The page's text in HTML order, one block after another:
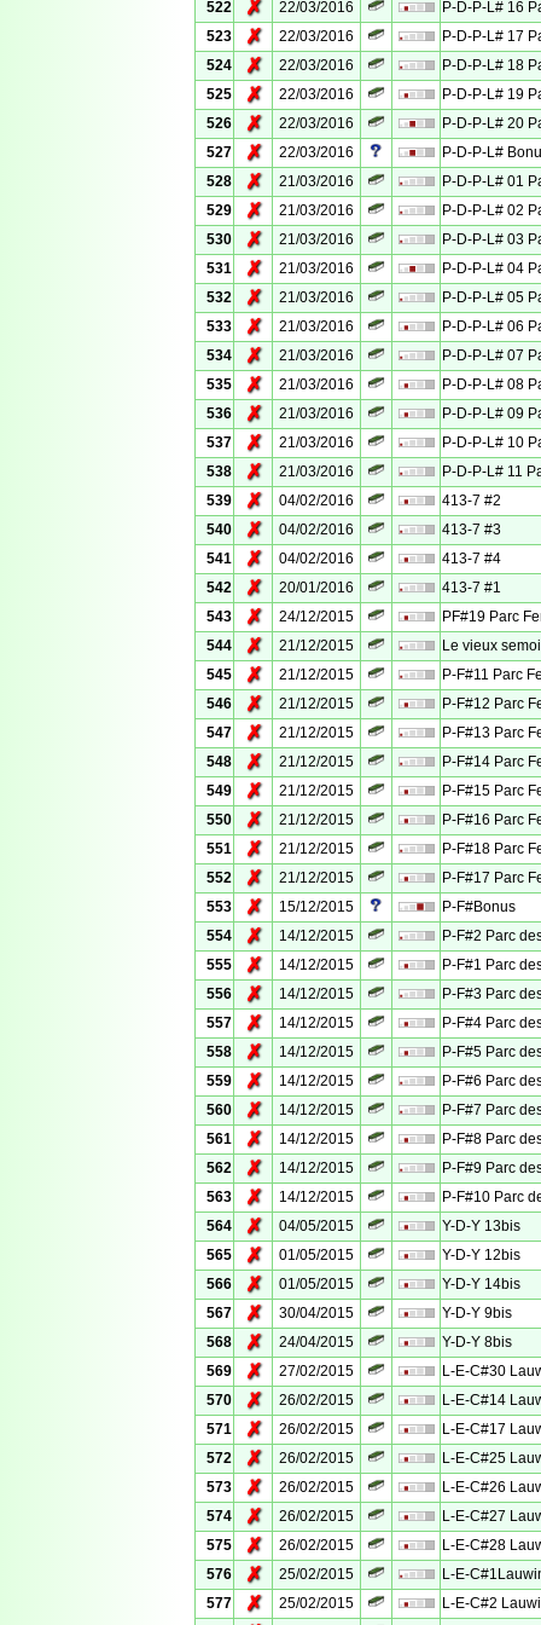
522
✗ 22/03/2016
P-D-P-L# 16
523
✗ 22/03/2016
P-D-P-L# 17
524
✗ 22/03/2016
P-D-P-L# 18
525
✗ 22/03/2016
P-D-P-L# 19
526
✗ 22/03/2016
P-D-P-L# 20
527
✗ 22/03/2016
P-D-P-L#
528
✗ 21/03/2016
P-D-P-L# 01
529
✗ 21/03/2016
P-D-P-L# 02
530
✗ 21/03/2016
P-D-P-L# 03
531
✗ 21/03/2016
P-D-P-L# 04
532
✗ 21/03/2016
P-D-P-L# 05
533
✗ 21/03/2016
P-D-P-L# 06
534
✗ 21/03/2016
P-D-P-L# 07
535
✗ 21/03/2016
P-D-P-L# 08
536
✗ 21/03/2016
P-D-P-L# 09
537
✗ 21/03/2016
P-D-P-L# 10
538
✗ 21/03/2016
P-D-P-L# 11
539
✗ 04/02/2016
413-7 #2
540
✗ 04/02/2016
413-7 #3
541
✗ 04/02/2016
413-7 #4
542
✗ 20/01/2016
413-7 #1
543
✗ 24/12/2015
PF#19 Parc
544
✗ 21/12/2015
Le vieux
545
✗ 21/12/2015
P-F#11 Parc
546
✗ 21/12/2015
P-F#12 Parc
547
✗ 21/12/2015
P-F#13 Parc
548
✗ 21/12/2015
P-F#14 Parc
549
✗ 21/12/2015
P-F#15 Parc
550
✗ 21/12/2015
P-F#16 Parc
551
✗ 21/12/2015
P-F#18 Parc
552
✗ 21/12/2015
P-F#17 Parc
553
✗ 15/12/2015
P-F#Bonus
554
✗ 14/12/2015
P-F#2 Parc
555
✗ 14/12/2015
P-F#1 Parc
556
✗ 14/12/2015
P-F#3 Parc
557
✗ 14/12/2015
P-F#4 Parc
558
✗ 14/12/2015
P-F#5 Parc
559
✗ 14/12/2015
P-F#6 Parc
560
✗ 14/12/2015
P-F#7 Parc
561
✗ 14/12/2015
P-F#8 Parc
562
✗ 14/12/2015
P-F#9 Parc
563
✗ 14/12/2015
P-F#10 Parc
564
✗ 04/05/2015
Y-D-Y 13bis
565
✗ 01/05/2015
Y-D-Y 12bis
566
✗ 01/05/2015
Y-D-Y 14bis
567
✗ 30/04/2015
Y-D-Y 9bis
568
✗ 24/04/2015
Y-D-Y 8bis
569
✗ 27/02/2015
L-E-C#30
570
✗ 26/02/2015
L-E-C#14
571
✗ 26/02/2015
L-E-C#17
572
✗ 26/02/2015
L-E-C#25
573
✗ 26/02/2015
L-E-C#26
574
✗ 26/02/2015
L-E-C#27
575
✗ 26/02/2015
L-E-C#28
576
✗ 25/02/2015
L-E-
577
✗ 25/02/2015
L-E-C#2